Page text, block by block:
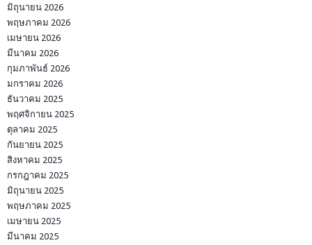
มิถุนายน 2026
พฤษภาคม 2026
เมษายน 2026
มีนาคม 2026
กุมภาพันธ์ 2026
มกราคม 2026
ธันวาคม 2025
พฤศจิกายน 2025
ตุลาคม 2025
กันยายน 2025
สิงหาคม 2025
กรกฎาคม 2025
มิถุนายน 2025
พฤษภาคม 2025
เมษายน 2025
มีนาคม 2025